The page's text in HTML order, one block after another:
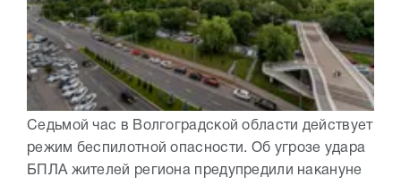
Седьмой час в Волгоградской области действует
режим беспилотной опасности. Об угрозе удара
БПЛА жителей региона предупредили накануне